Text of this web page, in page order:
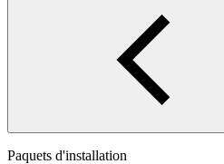
Paquets d'installation